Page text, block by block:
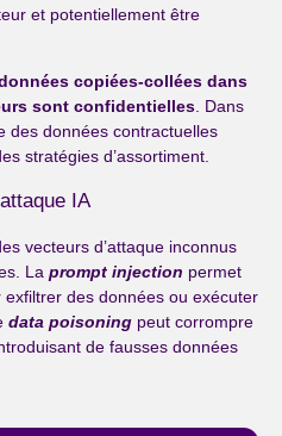
et potentiellement être
copiées-collées dans
sont confidentielles. Dans
des données contractuelles
stratégies d’assortiment.
IA
vecteurs d’attaque inconnus
La prompt injection permet
des données ou exécuter
data poisoning peut corrompre
de fausses données